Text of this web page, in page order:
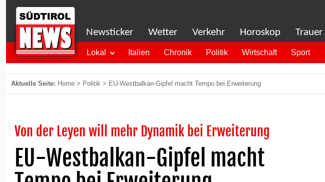
Newsticker Wetter Verkehr Horoskop Trauer
Lokal Italien Chronik Politik Wirtschaft Sport
Aktuelle Seite: Home > Politik > EU-Westbalkan-Gipfel macht Tempo bei Erweiterung
Von der Leyen will mehr Dynamik bei Erweiterung
EU-Westbalkan-Gipfel macht